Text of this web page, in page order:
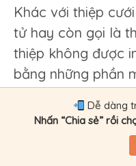
Khác với thiệp
tử hay còn gọi là
thiệp không được
bằng những phần
chuyên tạo thiệp
Dễ dàng
Nhấn “Chia sẻ” rồi